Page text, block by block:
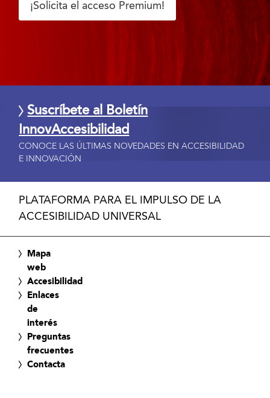
¡Solicita el acceso Premium!
Suscríbete al Boletín
InnovAccesibilidad
CONOCE LAS ÚLTIMAS NOVEDADES EN ACCESIBILIDAD
E INNOVACIÓN
PLATAFORMA PARA EL IMPULSO DE LA
ACCESIBILIDAD UNIVERSAL
Mapa
web
Accesibilidad
Enlaces
de
interés
Preguntas
frecuentes
Contacta